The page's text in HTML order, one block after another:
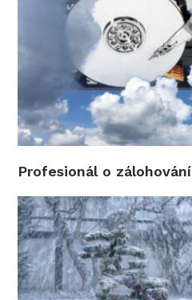
Profesionál o zálohování